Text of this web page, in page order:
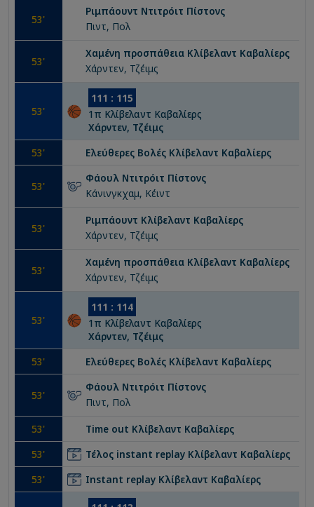
53'
Ριμπάουντ Ντιτρόιτ Πίστονς
Πιντ, Πολ
53'
Χαμένη προσπάθεια Κλίβελαντ Καβαλίερς
Χάρντεν, Τζέιμς
53'
111 : 115
1 π Κλίβελαντ Καβαλίερς
Χάρντεν, Τζέιμς
53' Ελεύθερες Βολές Κλίβελαντ Καβαλίερς
53'
Φάουλ Ντιτρόιτ Πίστονς
Κάνινγκχαμ, Κέιντ
53'
Ριμπάουντ Κλίβελαντ Καβαλίερς
Χάρντεν, Τζέιμς
53'
Χαμένη προσπάθεια Κλίβελαντ Καβαλίερς
Χάρντεν, Τζέιμς
53'
111 : 114
1 π Κλίβελαντ Καβαλίερς
Χάρντεν, Τζέιμς
53' Ελεύθερες Βολές Κλίβελαντ Καβαλίερς
53'
Φάουλ Ντιτρόιτ Πίστονς
Πιντ, Πολ
53' Time out Κλίβελαντ Καβαλίερς
53' Τέλος instant replay Κλίβελαντ Καβαλίερς
53' Instant replay Κλίβελαντ Καβαλίερς